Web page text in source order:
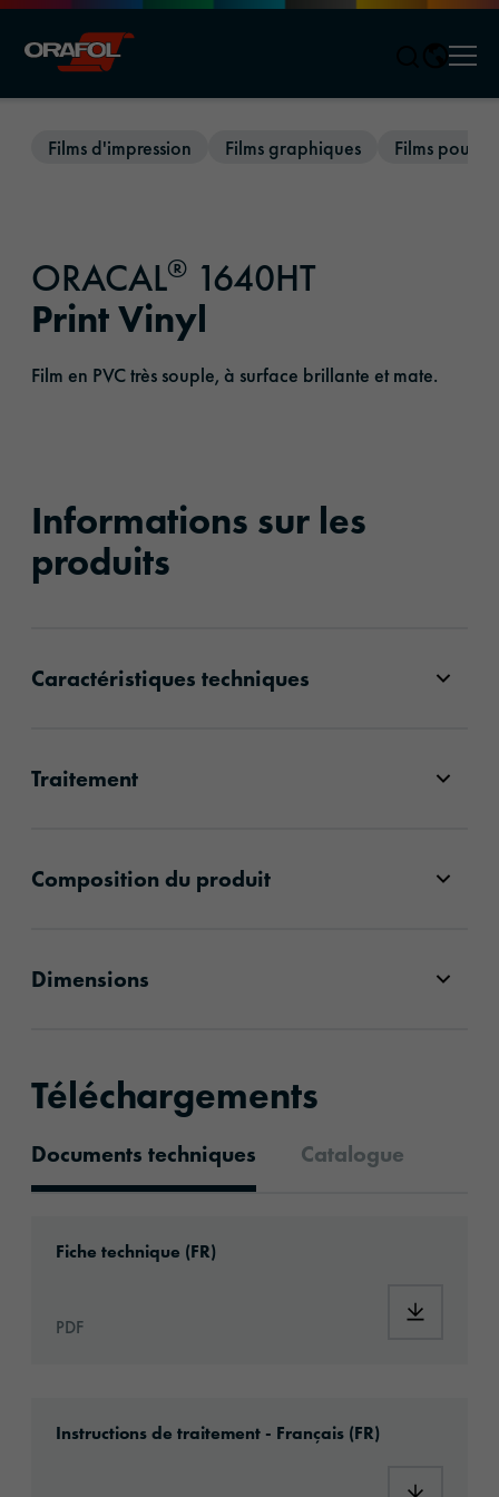
Films d'impression Films graphiques Films pour
ORACAL® 1640HT
Print Vinyl
Film en PVC très souple, à surface brillante et mate.
Informations sur les
produits
Caractéristiques techniques
Traitement
Composition du produit
Dimensions
Téléchargements
Documents techniques Catalogue
Fiche technique (FR)
PDF
Instructions de traitement - Français (FR)